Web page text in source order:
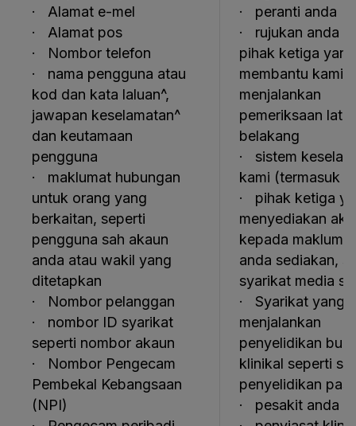
· Alamat e-mel
· Alamat pos
· Nombor telefon
· nama pengguna atau
kod dan kata laluan^,
jawapan keselamatan^
dan keutamaan
pengguna
· maklumat hubungan
untuk orang yang
berkaitan, seperti
pengguna sah akaun
anda atau wakil yang
ditetapkan
· Nombor pelanggan
· nombor ID syarikat
seperti nombor akaun
· Nombor Pengecam
Pembekal Kebangsaan
(NPI)
· peranti anda
· rujukan anda
pihak ketiga yang
membantu kami
menjalankan
pemeriksaan latar
belakang
· sistem
kami (termasuk
· pihak ketiga
menyediakan
kepada
anda sediakan,
syarikat media
· Syarikat yang
menjalankan
penyelidikan
klinikal seperti
penyelidikan
· pesakit anda